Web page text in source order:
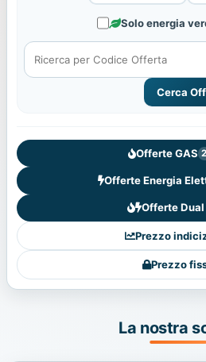
Solo energia
Cerca
Offerte GAS
Offerte Energia
Offerte Dual
Prezzo
Prezzo
La nostra